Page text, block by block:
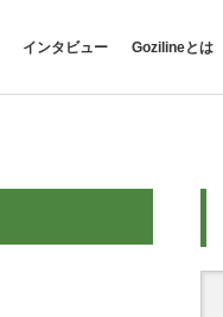
インタビュー Gozilineとは